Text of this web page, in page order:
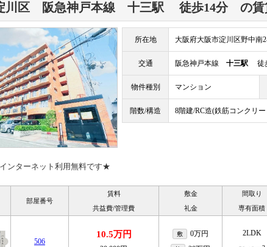
川区 阪急神戸本線 十三駅 徒歩14分 の
所在地 大阪府大阪市淀川区野中南
交通 阪急神戸本線 十三駅 徒
物件種別 マンション
階数/構造 8階建/RC造(鉄筋コンクリ
インターネット利用無料です★
部屋番号
賃料
共益費/管理費
敷金
礼金
間取り
専有面積
506
10.5万円 敷 0万円
2LDK